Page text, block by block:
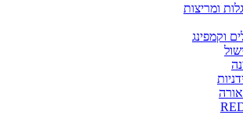
ומריצות
וקמפינג